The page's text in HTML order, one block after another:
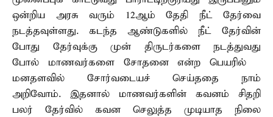
ஒன்றிய அரசு வரும் 12ஆம் தேதி நீட் தேர்வை
நடத்தவுள்ளது. கடந்த ஆண்டுகளில் நீட் தேர்வின்
போது தேர்வுக்கு முன் திருடர்களை நடத்துவது
போல் மாணவர்களை சோதனை என்ற பெயரில்
மனதளவில் சோர்வடையச் செய்ததை நாம்
அறிவோம். இதனால் மாணவர்களின் கவனம் சிதறி
பலர் தேர்வில் கவன செலுத்த முடியாத நிலை